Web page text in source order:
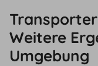
Weitere
Umgebung